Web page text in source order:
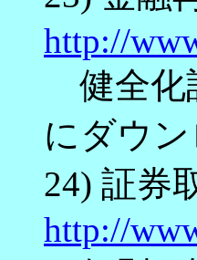
http://
健全化
にダウ
24) 証券
http://